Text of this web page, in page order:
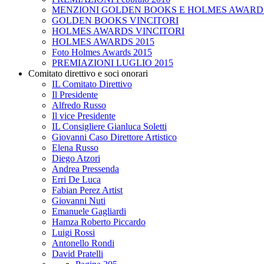
MENZIONI GOLDEN BOOKS E HOLMES
GOLDEN BOOKS VINCITORI
HOLMES AWARDS VINCITORI
HOLMES AWARDS 2015
Foto Holmes Awards 2015
PREMIAZIONI LUGLIO 2015
Comitato direttivo e soci onorari
IL Comitato Direttivo
Il Presidente
Alfredo Russo
Il vice Presidente
IL Consigliere Gianluca Soletti
Giovanni Caso Direttore Artistico
Elena Russo
Diego Atzori
Andrea Pressenda
Erri De Luca
Fabian Perez Artist
Giovanni Nuti
Emanuele Gagliardi
Hamza Roberto Piccardo
Luigi Rossi
Antonello Rondi
David Pratelli